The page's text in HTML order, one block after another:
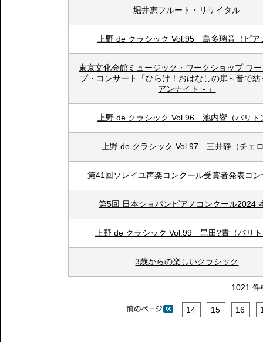
堀井恵フルート・リサイタル
上野 de クラシック Vol.95 島多璃音（ピア
東京文化会館ミュージック・ワークショップ ワ
プ・コンサート「ひらけ！おはなしの扉～音で
アンナイト～」
上野 de クラシック Vol.96 池内響（バリト
上野 de クラシック Vol.97 三井静（チェ
第41回ソレイユ声楽コンクール受賞者発表コ
第5回 日本ショパンピアノコンクール2024
上野 de クラシック Vol.99 黒田?貴（バリ
3歳からの楽しいクラシック
1021
14 15 16